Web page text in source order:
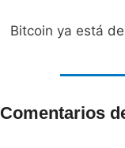
Bitcoin ya está
Comentarios